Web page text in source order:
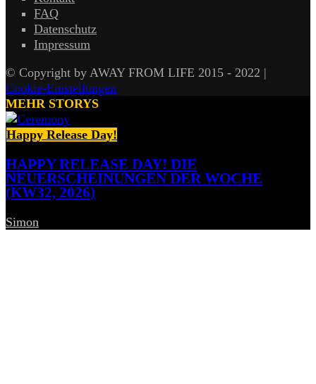
FAQ
Datenschutz
Impressum
© Copyright by AWAY FROM LIFE 2015 - 2022 |
Cookie-Einstellungen
MEHR STORYS
Happy Release Day!
HAPPY RELEASE DAY! DIE
NEUERSCHEINUNGEN DER WOCHE
(KW32, 2026)
Simon